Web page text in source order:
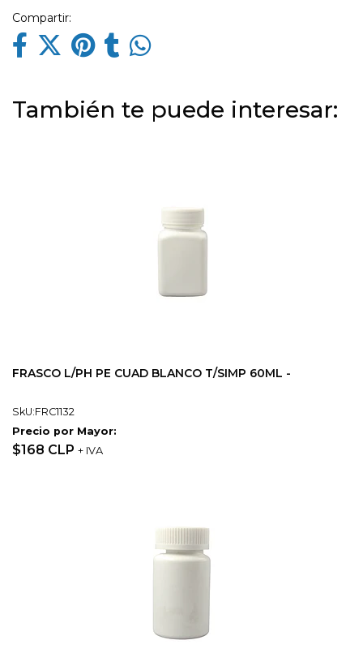
Compartir:
También te puede interesar:
FRASCO L/PH PE CUAD BLANCO T/SIMP 60ML -
SkU:FRC1132
Precio por Mayor:
$168 CLP + IVA